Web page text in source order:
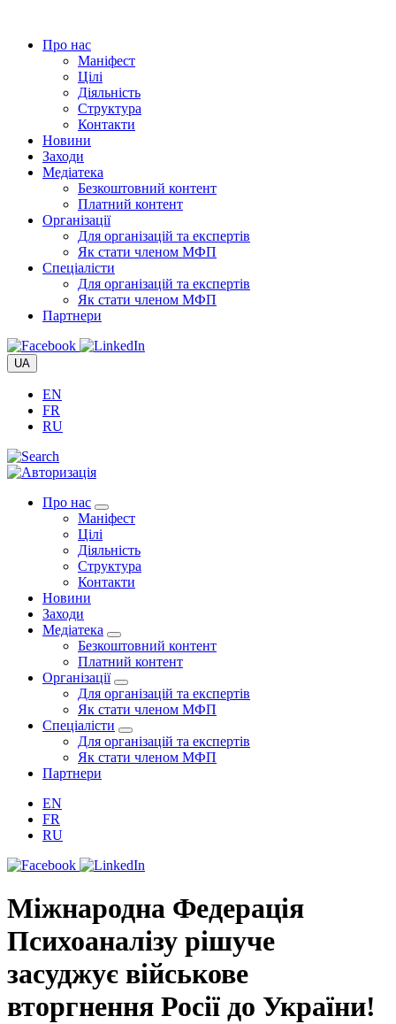
вмістуПро нас
Маніфест
Цілі
Діяльність
Структура
Контакти
Новини
Заходи
Медіатека
Безкоштовний контент
Платний контент
Організації
Для організацій та експертів
Як стати членом МФП
Спеціалісти
Для організацій та експертів
Як стати членом МФП
Партнери
UA
EN
FR
RU
Про нас
Маніфест
Цілі
Діяльність
Структура
Контакти
Новини
Заходи
Медіатека
Безкоштовний контент
Платний контент
Організації
Для організацій та експертів
Як стати членом МФП
Спеціалісти
Для організацій та експертів
Як стати членом МФП
Партнери
EN
FR
RU
Міжнародна Федерація
Психоаналізу рішуче
засуджує військове
вторгнення Росії до України!